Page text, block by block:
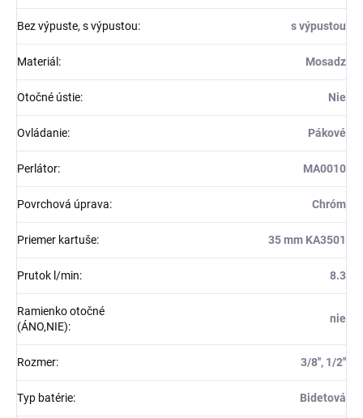
Bez výpuste, s výpustou: s výpustou
Materiál : Mosadz
Otočné ústie: Nie
Ovládanie: Pákové
Perlátor: MA0010
Povrchová úprava: Chróm
Priemer kartuše: 35 mm KA3501
Prutok l/min: 8.3
Ramienko otočné
(ÁNO,NIE):
nie
Rozmer: 3/8'', 1/2''
Typ batérie: Bidetová